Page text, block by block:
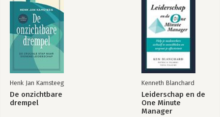
Henk Jan Kamsteeg
De onzichtbare
drempel
Kenneth Blanchard
Leiderschap en de
One Minute
Manager